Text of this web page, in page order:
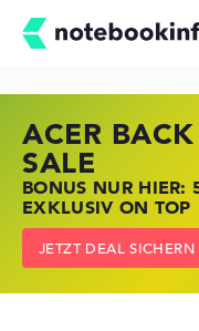
ACER
SALE
BONUS NUR HIER:
EXKLUSIV ON TOP
JETZT DEAL SICHERN
HP STORE
JETZT ZUGREIFEN:
KRÄFTIG
ZU DEN HP
LENOVO
NOTEBOOKS BEI
KRÄFTIG
LENOVO DEALS